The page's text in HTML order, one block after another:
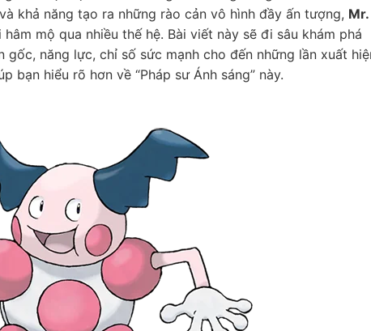
khả năng tạo ra những rào cản vô hình đầy ấn tượng, Mr.
mộ qua nhiều thế hệ. Bài viết này sẽ đi sâu khám phá
gốc, năng lực, chỉ số sức mạnh cho đến những lần xuất
bạn hiểu rõ hơn về “Pháp sư Ánh sáng” này.